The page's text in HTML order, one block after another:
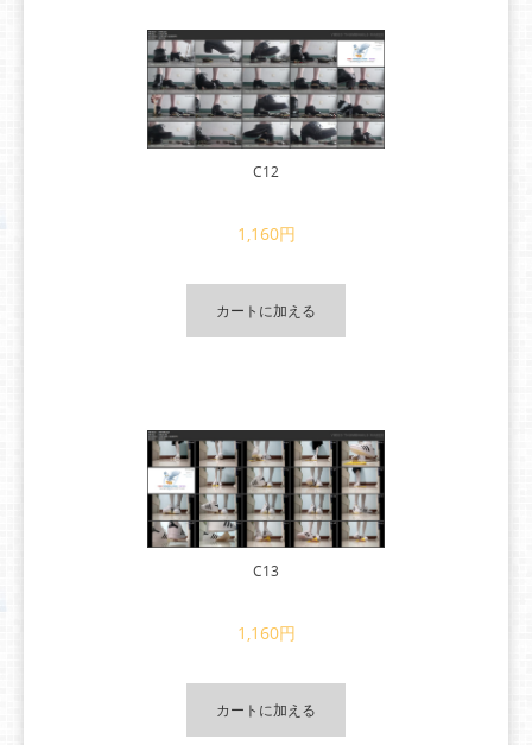
C12
1,160円
カートに加える
C13
1,160円
カートに加える